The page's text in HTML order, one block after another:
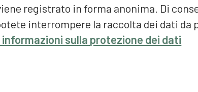
registrato in forma anonima. Di
interrompere la raccolta dei dati da
sulla protezione dei dati